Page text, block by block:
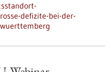
defizite-bei-der-